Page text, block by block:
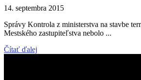
14. septembra 2015
Správy Kontrola z ministerstva na stavbe
Mestského zastupiteľstva nebolo ...
Čítať ďalej